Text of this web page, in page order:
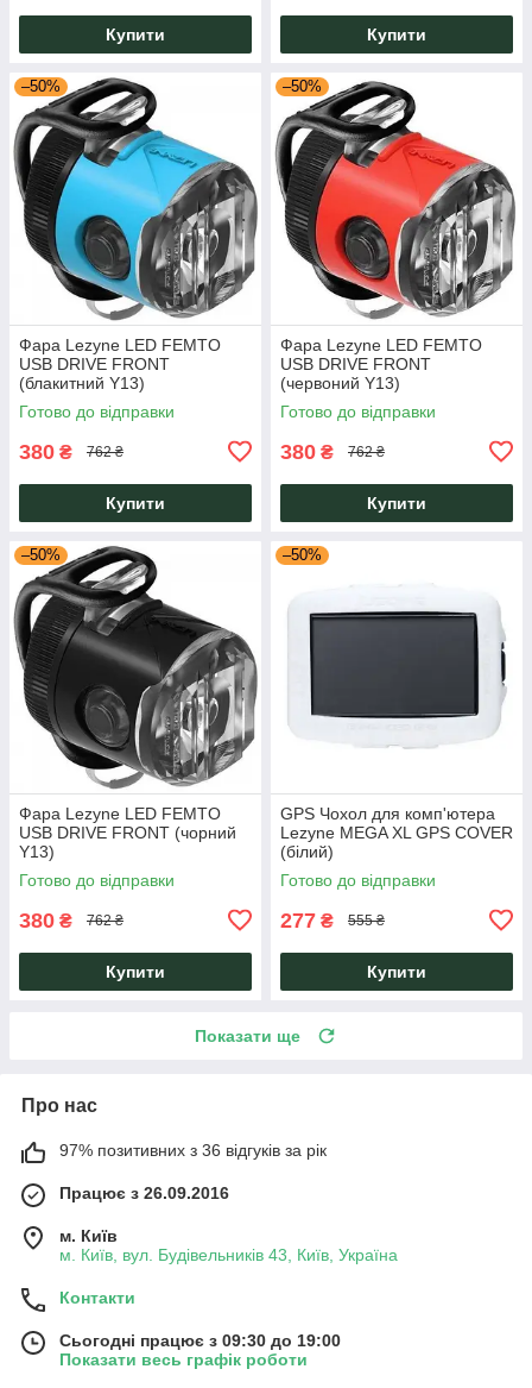
Купити Купити
–50%
Фара Lezyne LED FEMTO
USB DRIVE FRONT
(блакитний Y13)
Готово до відправки
380 ₴ 762 ₴
Купити
–50%
Фара Lezyne LED FEMTO
USB DRIVE FRONT
(червоний Y13)
Готово до відправки
380 ₴ 762 ₴
Купити
–50%
Фара Lezyne LED FEMTO
USB DRIVE FRONT (чорний
Y13)
Готово до відправки
380 ₴ 762 ₴
Купити
–50%
GPS Чохол для комп'ютера
Lezyne MEGA XL GPS COVER
(білий)
Готово до відправки
277 ₴ 555 ₴
Купити
Показати ще
Про нас
97% позитивних з 36 відгуків за рік
Працює з 26.09.2016
м. Київ
м. Київ, вул. Будівельників 43, Київ, Україна
Контакти
Сьогодні працює з 09:30 до 19:00
Показати весь графік роботи